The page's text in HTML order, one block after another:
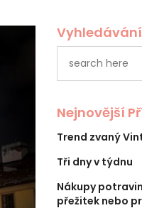
Vyhledávání
Nejnovější
Trend zvaný
Tři dny v týdnu
Nákupy
přežitek nebo